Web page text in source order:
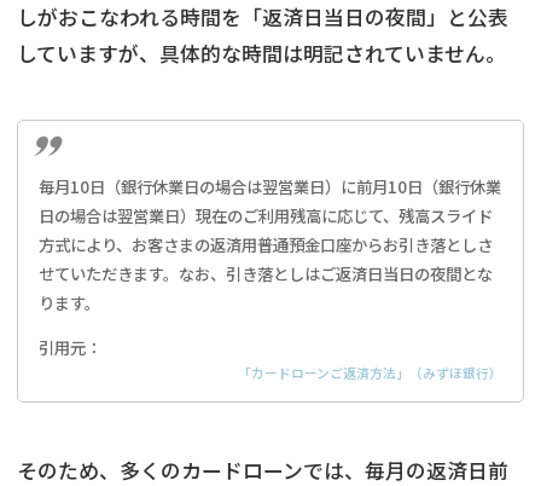
しがおこなわれる時間を「返済日当日の夜間」と公表
していますが、具体的な時間は明記されていません。
毎月10日（銀行休業日の場合は翌営業日）に前月10日（銀行休業
日の場合は翌営業日）現在のご利用残高に応じて、残高スライド
方式により、お客さまの返済用普通預金口座からお引き落としさ
せていただきます。なお、引き落としはご返済日当日の夜間とな
ります。
引用元：
「カードローンご返済方法」（みずほ銀行）
そのため、多くのカードローンでは、毎月の返済日前